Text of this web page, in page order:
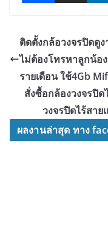
ติดตั้งกล้อวงจรปิดดู
ไม่ต้องโทรหาลูกน้อง
รายเดือน ใช้4Gb
สั่งซื้อกล้องวงจรปิ
วงจรปิดไร้สา
ผลงานล่าสุด ทาง